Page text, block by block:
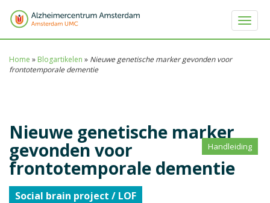
Toggle
Home » Blogartikelen » Nieuwe genetische marker gevonden voor
frontotemporale dementie
Handleiding
Nieuwe genetische marker
gevonden voor
frontotemporale dementie
Social brain project / LOF